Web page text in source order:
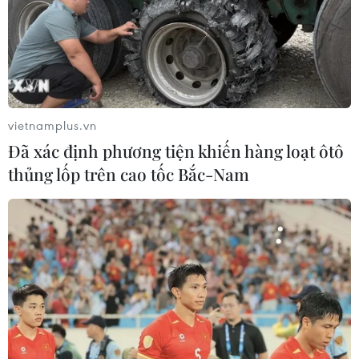
cao nhất Nhật Bản.
Độc đáo tháp Steinway - tòa nhà chọc trời
mỏng nhất thế giới
18/08/2022 22:16
vietnamplus.vn
Đã xác định phương tiện khiến hàng loạt ôtô
thủng lốp trên cao tốc Bắc-Nam